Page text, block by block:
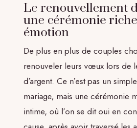
Le renouvellement
une cérémonie
émotion
De plus en plus de couples
renouveler leurs vœux lors de
d’argent. Ce n’est pas un
mariage, mais une cérémonie
intime, où l’on se dit oui en